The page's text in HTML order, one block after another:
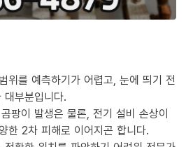
위를 예측하기가 어렵고, 눈에 띄기 전
부분입니다.
팡이 발생은 물론, 전기 설비 손상이
한 2차 피해로 이어지곤 합니다.